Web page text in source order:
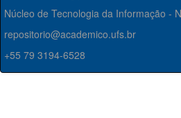
Núcleo de Tecnologia da Informação -
repositorio@academico.ufs.br
+55 79 3194-6528